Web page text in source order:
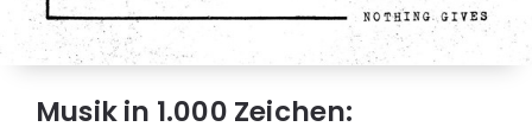
Musik in 1.000 Zeichen: